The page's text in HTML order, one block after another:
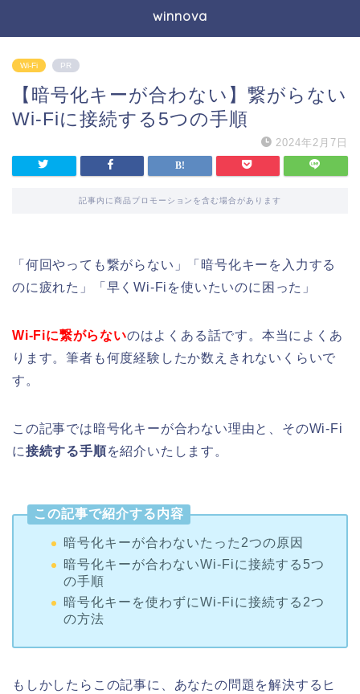
winnova
Wi-Fi PR
【暗号化キーが合わない】繋がらない
Wi-Fiに接続する5つの手順
2024年2月7日
記事内に商品プロモーションを含む場合があります
「何回やっても繋がらない」「暗号化キーを入力する
のに疲れた」「早くWi-Fiを使いたいのに困った」
Wi-Fiに繋がらないのはよくある話です。本当によくあ
ります。筆者も何度経験したか数えきれないくらいで
す。
この記事では暗号化キーが合わない理由と、そのWi-Fi
に接続する手順を紹介いたします。
この記事で紹介する内容
暗号化キーが合わないたった2つの原因
暗号化キーが合わないWi-Fiに接続する5つ
の手順
暗号化キーを使わずにWi-Fiに接続する2つ
の方法
もしかしたらこの記事に、あなたの問題を解決するヒ